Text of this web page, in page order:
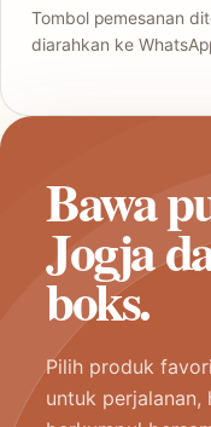
Tombol pemesanan
diarahkan ke
Bawa
Jogja
boks.
Pilih produk
untuk perjalanan,